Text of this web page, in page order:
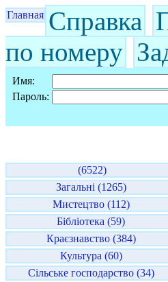
Главная Справка
по номеру
Имя:
Пароль:
(6522)
Загальні (1265)
Мистецтво (112)
Бібліотека (59)
Краєзнавство (384)
Культура (60)
Сільське господарство (34)